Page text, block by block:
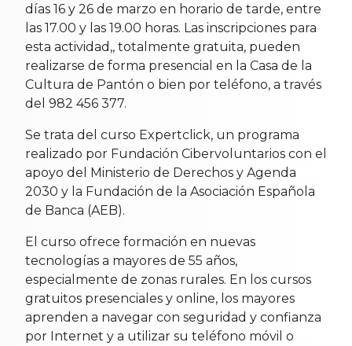
días 16 y 26 de marzo en horario de tarde, entre
las 17.00 y las 19.00 horas. Las inscripciones para
esta actividad,, totalmente gratuita, pueden
realizarse de forma presencial en la Casa de la
Cultura de Pantón o bien por teléfono, a través
del 982 456 377.
Se trata del curso Expertclick, un programa
realizado por Fundación Cibervoluntarios con el
apoyo del Ministerio de Derechos y Agenda
2030 y la Fundación de la Asociación Española
de Banca (AEB).
El curso ofrece formación en nuevas
tecnologías a mayores de 55 años,
especialmente de zonas rurales. En los cursos
gratuitos presenciales y online, los mayores
aprenden a navegar con seguridad y confianza
por Internet y a utilizar su teléfono móvil o